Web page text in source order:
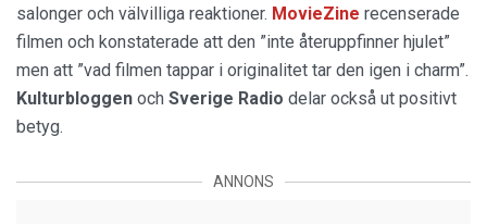
salonger och välvilliga reaktioner. MovieZine recenserade
filmen och konstaterade att den ”inte återuppfinner hjulet”
men att ”vad filmen tappar i originalitet tar den igen i charm”.
Kulturbloggen och Sverige Radio delar också ut positivt
betyg.
ANNONS